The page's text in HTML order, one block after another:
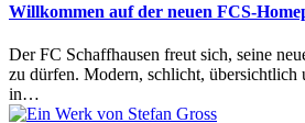
Willkommen auf der neuen FCS-
Der FC Schaffhausen freut sich, seine
zu dürfen. Modern, schlicht, übersichtlich
in…